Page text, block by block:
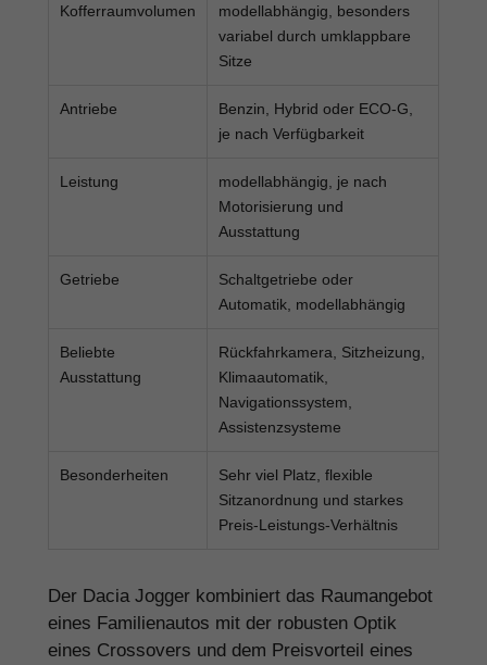
Kofferraumvolumen
modellabhängig, besonders
variabel durch umklappbare
Sitze
Antriebe
Benzin, Hybrid oder ECO-G,
je nach Verfügbarkeit
Leistung
modellabhängig, je nach
Motorisierung und
Ausstattung
Getriebe
Schaltgetriebe oder
Automatik, modellabhängig
Beliebte
Ausstattung
Rückfahrkamera, Sitzheizung,
Klimaautomatik,
Navigationssystem,
Assistenzsysteme
Besonderheiten
Sehr viel Platz, flexible
Sitzanordnung und starkes
Preis-Leistungs-Verhältnis
Der Dacia Jogger kombiniert das Raumangebot
eines Familienautos mit der robusten Optik
eines Crossovers und dem Preisvorteil eines